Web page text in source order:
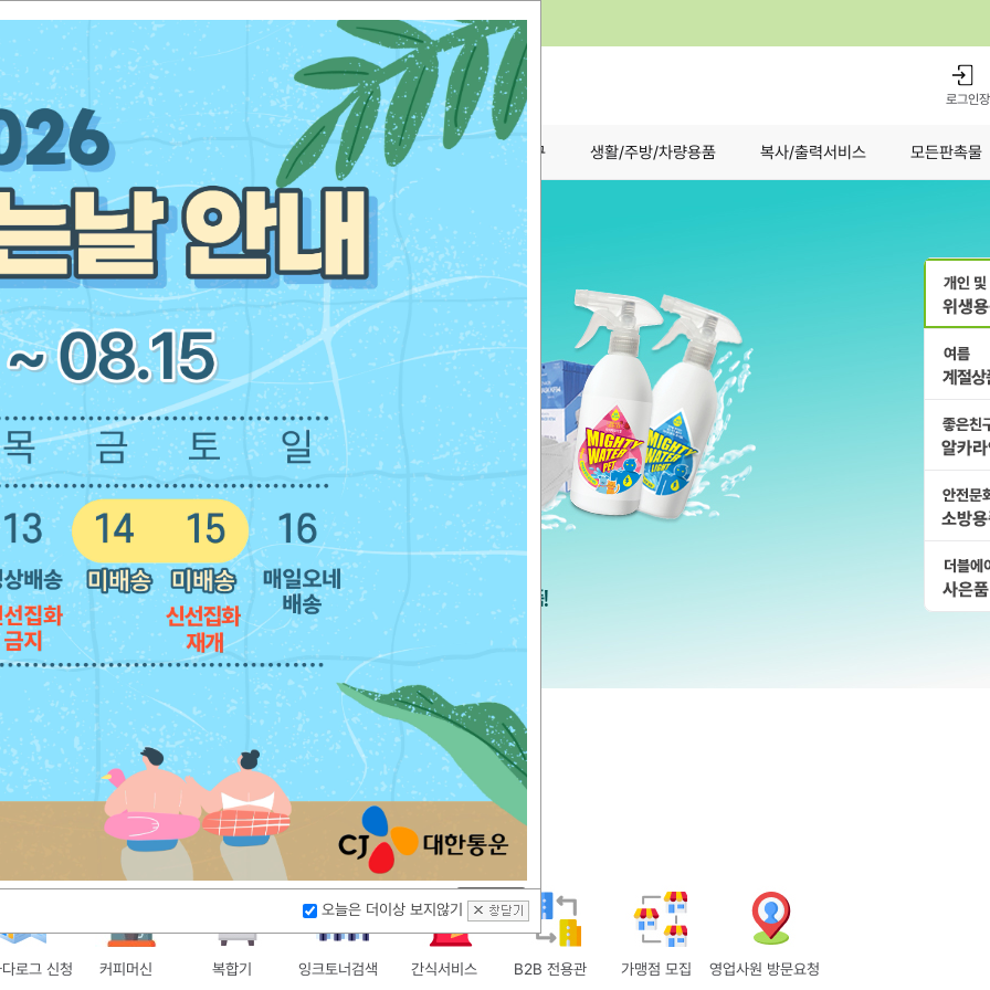
작하세요
검
색
로그인
드관 MD기획상품 이벤트 초특급 간편주문 작업/전동공구 생활/주방/차량용품 복사/출력서비스 모든판촉물
로그 신청 커피머신 복합기 잉크토너검색 간식서비스 B2B 전용관 가맹점 모집 영업사원 방문요청
오늘은 더이상 보지않기